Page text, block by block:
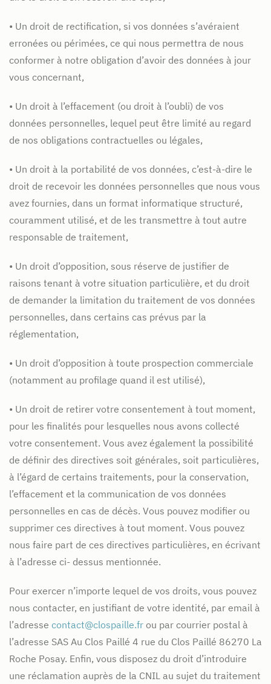
• Un droit de rectification, si vos données s’avéraient
erronées ou périmées, ce qui nous permettra de nous
conformer à notre obligation d’avoir des données à jour
vous concernant,
• Un droit à l’effacement (ou droit à l’oubli) de vos
données personnelles, lequel peut être limité au regard
de nos obligations contractuelles ou légales,
• Un droit à la portabilité de vos données, c’est-à-dire le
droit de recevoir les données personnelles que nous vous
avez fournies, dans un format informatique structuré,
couramment utilisé, et de les transmettre à tout autre
responsable de traitement,
• Un droit d’opposition, sous réserve de justifier de
raisons tenant à votre situation particulière, et du droit
de demander la limitation du traitement de vos données
personnelles, dans certains cas prévus par la
réglementation,
• Un droit d’opposition à toute prospection commerciale
(notamment au profilage quand il est utilisé),
• Un droit de retirer votre consentement à tout moment,
pour les finalités pour lesquelles nous avons collecté
votre consentement. Vous avez également la possibilité
de définir des directives soit générales, soit particulières,
à l’égard de certains traitements, pour la conservation,
l’effacement et la communication de vos données
personnelles en cas de décès. Vous pouvez modifier ou
supprimer ces directives à tout moment. Vous pouvez
nous faire part de ces directives particulières, en écrivant
à l’adresse ci- dessus mentionnée.
Pour exercer n’importe lequel de vos droits, vous pouvez
nous contacter, en justifiant de votre identité, par email à
l’adresse contact@clospaille.fr ou par courrier postal à
l’adresse SAS Au Clos Paillé 4 rue du Clos Paillé 86270 La
Roche Posay. Enfin, vous disposez du droit d’introduire
une réclamation auprès de la CNIL au sujet du traitement